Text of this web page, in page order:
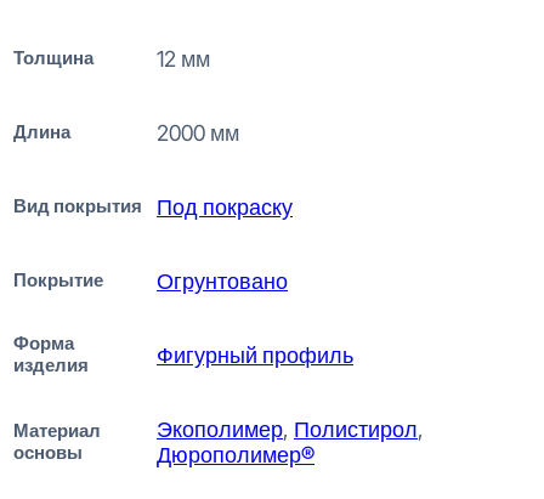
Толщина 12 мм
Длина 2000 мм
Вид покрытия Под покраску
Покрытие Огрунтовано
Форма
изделия
Фигурный профиль
Материал
основы
Экополимер, Полистирол,
Дюрополимер®